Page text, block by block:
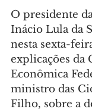
O presidente
Inácio Lula da
nesta sexta-
explicações da
Econômica
ministro das
Filho, sobre a